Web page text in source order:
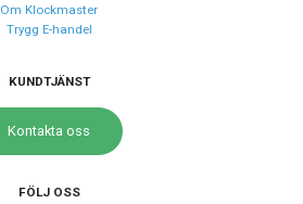
Rostfritt stål
Svart
Om Klockmaster
Trygg E-handel
KUNDTJÄNST
Kontakta oss
FÖLJ OSS